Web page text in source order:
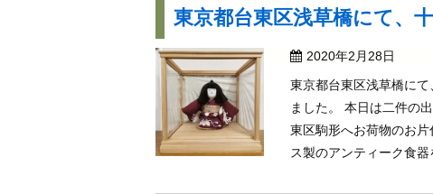
東京都台東区浅草橋にて、
2020年2月28日
東京都台東区浅草橋に
ました。 本日は二件の
東区駒形へお荷物のお
ス製のアンティーク食器